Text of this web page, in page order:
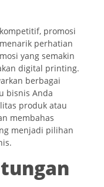
promosi
perhatian
yang semakin
digital printing.
berbagai
bisnis Anda
produk atau
membahas
menjadi pilihan